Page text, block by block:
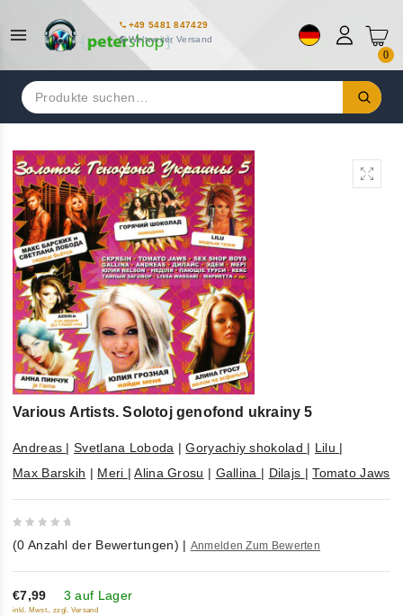
+49 5481 847429
Weltweiter Versand
0
Suchen
nach:
Various Artists. Solotoj genofond ukrainy 5
Andreas |Svetlana Loboda |Goryachiy shokolad | Lilu |
Max Barskih | Meri |Alina Grosu | Gallina | Dilajs |Tomato Jaws
out
of
5
(0 Anzahl der Bewertungen) | Anmelden Zum Bewerten
€7,99 3 auf Lager
inkl. Mwst., zzgl. Versand